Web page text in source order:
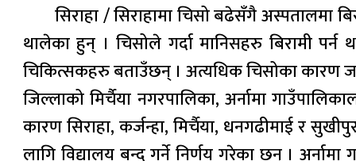
सिराहा / सिराहामा चिसो बढेसँगै अस्पतालमा
थालेका हुन् । चिसोले गर्दा मानिसहरु बिरामी
चिकित्सकहरु बताउँछन् । अत्यधिक चिसोका कारण
जिल्लाको मिर्चैया नगरपालिका, अर्नामा
कारण सिराहा, कर्जन्हा, मिर्चैया, धनगढीमाई र
लागि विद्यालय बन्द गर्ने निर्णय गरेका छन् ।